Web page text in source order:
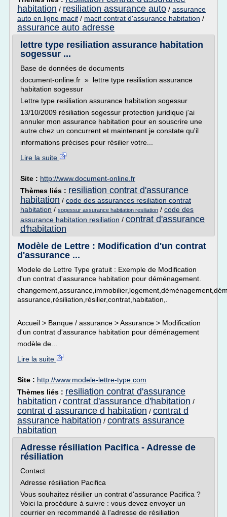
habitation / resiliation assurance auto / assurance
auto en ligne macif / macif contrat d'assurance habitation /
assurance auto adresse
lettre type resiliation assurance habitation
sogessur ...
Base de données de documents
document-online.fr » lettre type resiliation assurance
habitation sogessur
Lettre type resiliation assurance habitation sogessur
13/10/2009 résiliation sogessur protection juridique j'ai
annuler mon assurance habitation pour en souscrire une
autre chez un concurrent et maintenant je constate qu'il
informations précises pour résilier votre...
Lire la suite
Site : http://www.document-online.fr
Thèmes liés : resiliation contrat d'assurance
habitation / code des assurances resiliation contrat
habitation / sogessur assurance habitation resiliation / code des
assurance habitation resiliation / contrat d'assurance
d'habitation
Modèle de Lettre : Modification d'un contrat
d'assurance ...
Modele de Lettre Type gratuit : Exemple de Modification
d'un contrat d'assurance habitation pour déménagement.
assurance,résiliation,résilier,contrat,habitation,.
Accueil > Banque / assurance > Assurance > Modification
d'un contrat d'assurance habitation pour déménagement
modèle de...
Lire la suite
Site : http://www.modele-lettre-type.com
Thèmes liés : resiliation contrat d'assurance
habitation / contrat d'assurance d'habitation /
contrat d assurance d habitation / contrat d
assurance habitation / contrats assurance
habitation
Adresse résiliation Pacifica - Adresse de
résiliation
Contact
Adresse résiliation Pacifica
Vous souhaitez résilier un contrat d'assurance Pacifica ?
Voici la procédure à suivre : vous devez envoyer un
courrier en recommandé à l'adresse de résiliation